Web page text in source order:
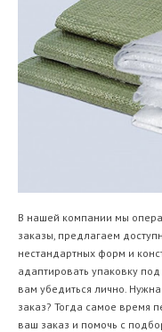
В нашей компании мы
заказы, предлагаем
нестандартных форм и
адаптировать упаковку
вам убедиться лично.
заказ? Тогда самое время
ваш заказ и помочь с